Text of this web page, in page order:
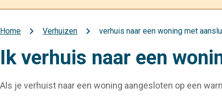
Kruimelpad
Home Verhuizen verhuis naar een woning met
Ik verhuis naar een
Als je verhuist naar een woning aangesloten op een